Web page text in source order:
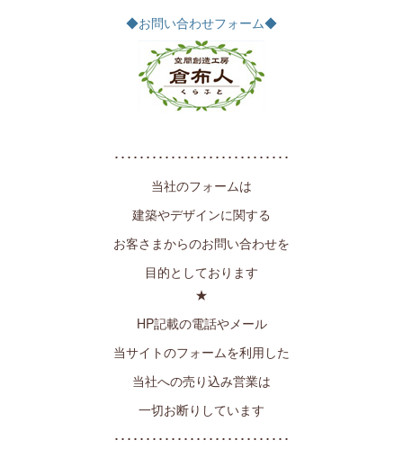
◆お問い合わせフォーム◆
････････････････････････････
当社のフォームは
建築やデザインに関する
お客さまからのお問い合わせを
目的としております
★
HP記載の電話やメール
当サイトのフォームを利用した
当社への売り込み営業は
一切お断りしています
････････････････････････････